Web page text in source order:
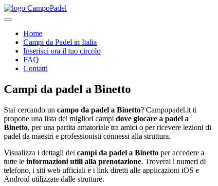
Home
Campi da Padel in Italia
Inserisci ora il tuo circolo
FAQ
Contatti
Campi da padel a Binetto
Stai cercando un campo da padel a Binetto? Campopadel.it ti
propone una lista dei migliori campi dove giocare a padel a
Binetto, per una partita amatoriale tra amici o per ricevere lezioni di
padel da maestri e professionisti connessi alla struttura.
Visualizza i dettagli dei campi da padel a Binetto per accedere a
tutte le informazioni utili alla prenotazione. Troverai i numeri di
telefono, i siti web ufficiali e i link diretti alle applicazioni iOS e
Android utilizzate dalle strutture.